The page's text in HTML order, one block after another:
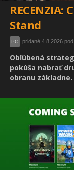
Stand
PC pridané 4.8.2026
Obľúbená
pokúša nabrať
obranu základne.